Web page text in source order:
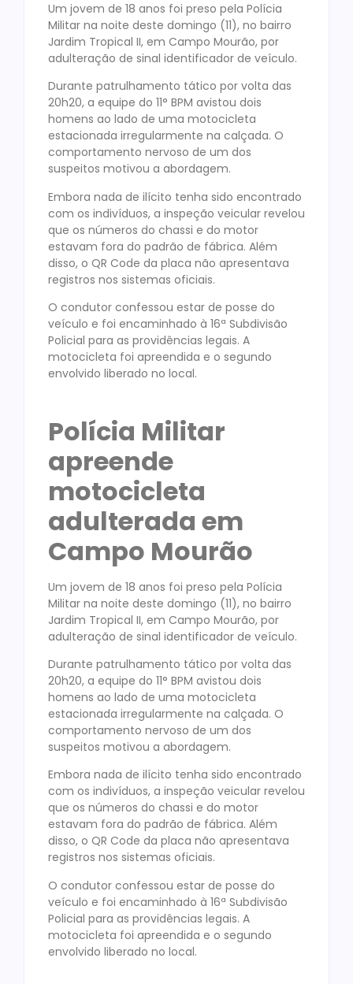
Um jovem de 18 anos foi preso pela Polícia
Militar na noite deste domingo (11), no bairro
Jardim Tropical II, em Campo Mourão, por
adulteração de sinal identificador de veículo.
Durante patrulhamento tático por volta das
20h20, a equipe do 11° BPM avistou dois
homens ao lado de uma motocicleta
estacionada irregularmente na calçada. O
comportamento nervoso de um dos
suspeitos motivou a abordagem.
Embora nada de ilícito tenha sido encontrado
com os indivíduos, a inspeção veicular revelou
que os números do chassi e do motor
estavam fora do padrão de fábrica. Além
disso, o QR Code da placa não apresentava
registros nos sistemas oficiais.
O condutor confessou estar de posse do
veículo e foi encaminhado à 16ª Subdivisão
Policial para as providências legais. A
motocicleta foi apreendida e o segundo
envolvido liberado no local.
Polícia Militar
apreende
motocicleta
adulterada em
Campo Mourão
Um jovem de 18 anos foi preso pela Polícia
Militar na noite deste domingo (11), no bairro
Jardim Tropical II, em Campo Mourão, por
adulteração de sinal identificador de veículo.
Durante patrulhamento tático por volta das
20h20, a equipe do 11° BPM avistou dois
homens ao lado de uma motocicleta
estacionada irregularmente na calçada. O
comportamento nervoso de um dos
suspeitos motivou a abordagem.
Embora nada de ilícito tenha sido encontrado
com os indivíduos, a inspeção veicular revelou
que os números do chassi e do motor
estavam fora do padrão de fábrica. Além
disso, o QR Code da placa não apresentava
registros nos sistemas oficiais.
O condutor confessou estar de posse do
veículo e foi encaminhado à 16ª Subdivisão
Policial para as providências legais. A
motocicleta foi apreendida e o segundo
envolvido liberado no local.